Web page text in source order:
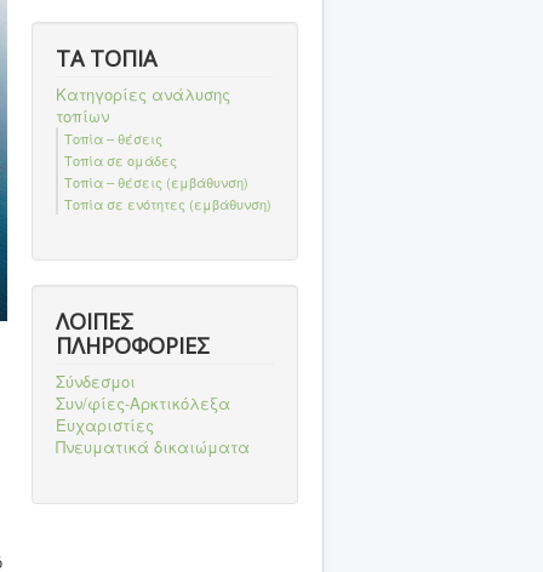
ΤΑ ΤΟΠΙΑ
Κατηγορίες ανάλυσης
τοπίων
Τοπία – θέσεις
Τοπία σε ομάδες
Τοπία – θέσεις (εμβάθυνση)
Τοπία σε ενότητες (εμβάθυνση)
ΛΟΙΠΕΣ
ΠΛΗΡΟΦΟΡΙΕΣ
Σύνδεσμοι
Συν/φίες-Αρκτικόλεξα
Ευχαριστίες
Πνευματικά δικαιώματα